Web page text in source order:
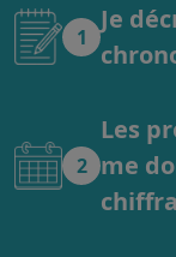
1
Je
2
Les
me